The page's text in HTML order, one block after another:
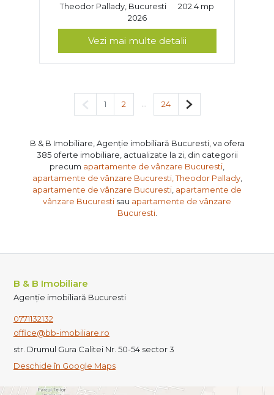
Theodor Pallady, Bucuresti
202.4 mp
2026
Vezi mai multe detalii
Pagina anterioară
1 2 24 Pagina următoare
B & B Imobiliare, Agenție imobiliară Bucuresti, va ofera
385 oferte imobiliare, actualizate la zi, din categorii
precum apartamente de vânzare Bucuresti
apartamente de vânzare Bucuresti, Theodor Pallady,
apartamente de vânzare Bucuresti apartamente de
vânzare Bucuresti sau apartamente de vânzare
Bucuresti.
B & B Imobiliare
Agenție imobiliară Bucuresti
0771132132
office@bb-imobiliare.ro
str. Drumul Gura Calitei Nr. 50-54 sector 3
Deschide în Google Maps